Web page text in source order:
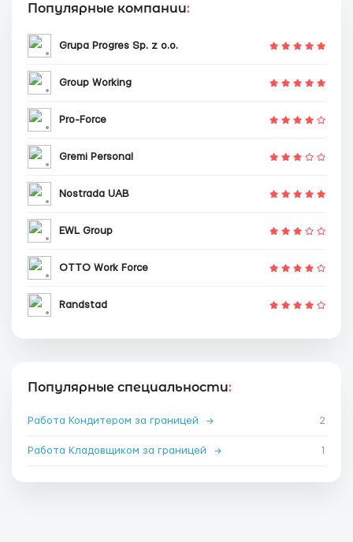
Популярные компании:
Grupa Progres Sp. z o.o.
Group Working
Pro-Force
Gremi Personal
Nostrada UAB
EWL Group
OTTO Work Force
Randstad
Популярные специальности:
Работа Кондитером за границей → 2
Работа Кладовщиком за границей → 1